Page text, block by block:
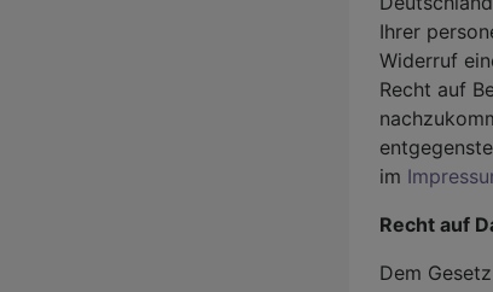
Ihrer
Widerruf
Recht auf
im
Recht auf
Dem